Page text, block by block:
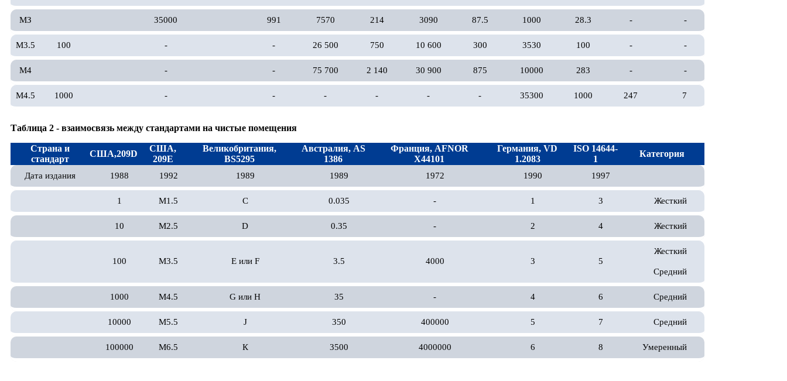
МЗ 35000 991 7570 214 3090 87.5 1000 28.3 - -
М3.5 100 - - 26 500 750 10 600 300 3530 100 - -
М4 - - 75 700 2 140 30 900 875 10000 283 - -
М4.5 1000 - - - - - - 35300 1000 247 7
Таблица 2 - взаимосвязь между стандартами на чистые помещения
Страна и
стандарт
США,209D
США,
209E
Великобритания,
BS5295
Австралия, AS
1386
Франция, AFNOR
X44101
Германия, VD
1.2083
ISO 14644-
1
Категория
Дата издания 1988 1992 1989 1989 1972 1990 1997
1 M1.5 С 0.035 - 1 3 Жесткий
10 M2.5 D 0.35 - 2 4 Жесткий
100 M3.5 E или F 3.5 4000 3 5
Жесткий
Средний
1000 M4.5 G или H 35 - 4 6 Средний
10000 M5.5 J 350 400000 5 7 Средний
100000 M6.5 К 3500 4000000 6 8 Умеренный